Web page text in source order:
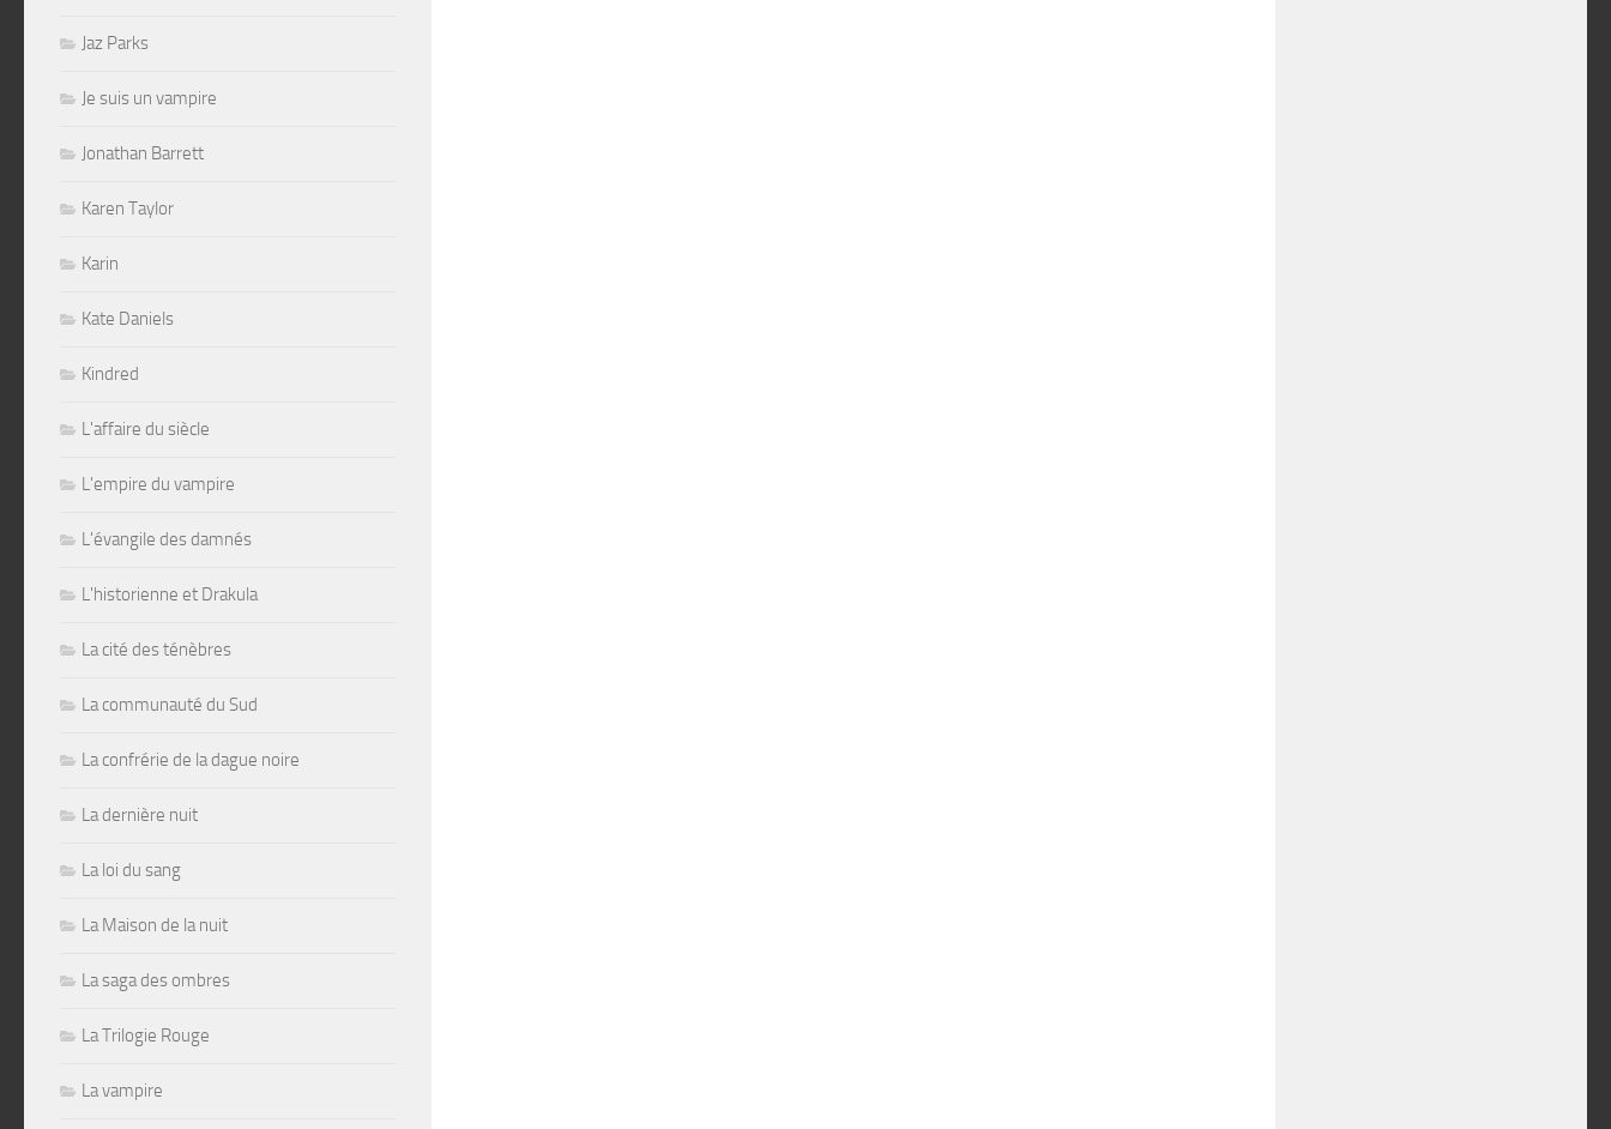
Jaz Parks
Je suis un vampire
Jonathan Barrett
Karen Taylor
Karin
Kate Daniels
Kindred
L'affaire du siècle
L'empire du vampire
L'évangile des damnés
L'historienne et Drakula
La cité des ténèbres
La communauté du Sud
La confrérie de la dague noire
La dernière nuit
La loi du sang
La Maison de la nuit
La saga des ombres
La Trilogie Rouge
La vampire